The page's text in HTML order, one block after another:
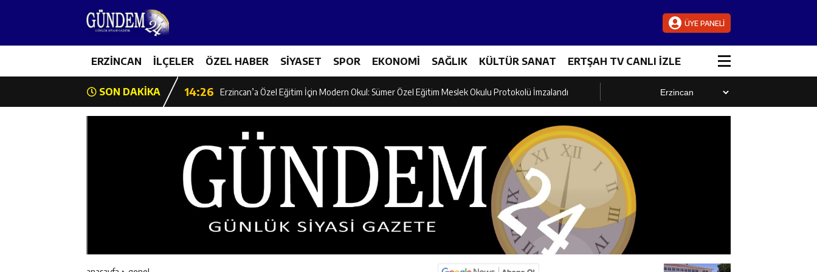
ÜYE PANELİ
ERZİNCAN İLÇELER ÖZEL HABER SİYASET SPOR EKONOMİ SAĞLIK KÜLTÜR SANAT ERTŞAH TV CANLI İZLE
SON DAKİKA
14:26 Geleceğin Üreticileri Tarım Teknolojileriyle Tanışıyor
14:26 Erzincan’a Özel Eğitim İçin Modern Okul: Sümer Özel Eğitim Meslek Okulu Protokolü İmzalandı
14:25 İl Müdürü Ünalan’dan Zengin Ailesine Taziye Ziyareti
14:24 İlk Durak Medine Müdafii Fahreddin Paşa’nın Kızının Kabri
Erzincan Aile ve Sosyal Hizmetler İl Müdürlüğünde Değerlendirme Toplantısı